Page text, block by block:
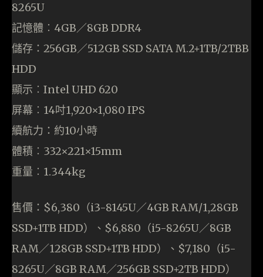
8265U
記憶體︰4GB／8GB DDR4
儲存：256GB／512GB SSD SATA M.2+1TB/2TBB
HDD
顯示︰Intel UHD 620
屏幕︰14吋1,920×1,080 IPS
續航力：約10小時
體積︰332×221×15mm
重量︰1.344kg
售價：$6,380（i3-8145U／4GB RAM/1,28GB
SSD+1TB HDD）、$6,880（i5-8265U／8GB
RAM／128GB SSD+1TB HDD）、$7,180（i5-
8265U／8GB RAM／256GB SSD+2TB HDD）